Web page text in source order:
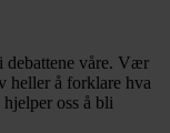
debattene våre. Vær
heller å forklare hva
oss å bli